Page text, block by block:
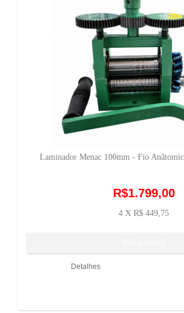
Laminador Menac 100mm - Fio
R$1.799,00
4 X R$ 449,75
Detalhes